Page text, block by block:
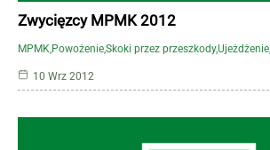
MPMK PowożenieSkoki przez przeszkodyUjeżdżenie
Zwycięzcy MPMK 2012
10 Wrz 2012